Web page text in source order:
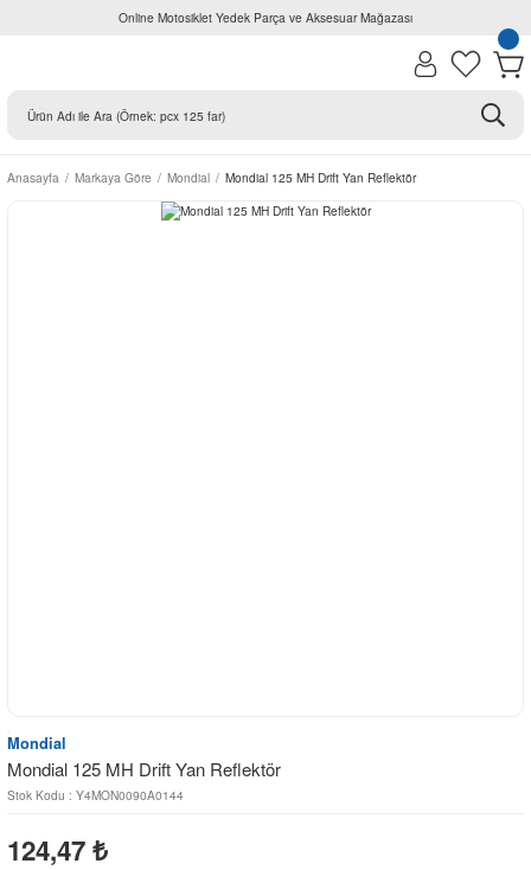
Online Motosiklet Yedek Parça ve Aksesuar Mağazası
Anasayfa Markaya Göre Mondial Mondial 125 MH Drift Yan Reflektör
Mondial
Mondial 125 MH Drift Yan Reflektör
Stok Kodu : Y4MON0090A0144
124,47 ₺